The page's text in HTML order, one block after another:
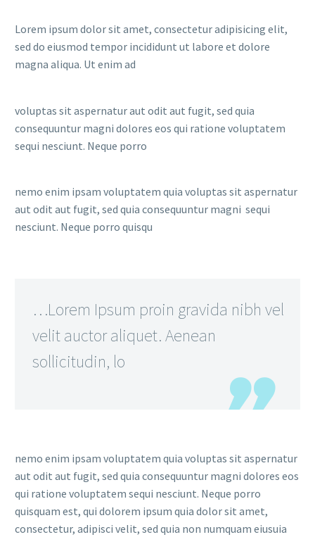
Lorem ipsum dolor sit amet, consectetur adipisicing elit,
sed do eiusmod tempor incididunt ut labore et dolore
magna aliqua. Ut enim ad
voluptas sit aspernatur aut odit aut fugit, sed quia
consequuntur magni dolores eos qui ratione voluptatem
sequi nesciunt. Neque porro
nemo enim ipsam voluptatem quia voluptas sit aspernatur
aut odit aut fugit, sed quia consequuntur magni sequi
nesciunt. Neque porro quisqu
…Lorem Ipsum proin gravida nibh vel
velit auctor aliquet. Aenean
sollicitudin, lo
nemo enim ipsam voluptatem quia voluptas sit aspernatur
aut odit aut fugit, sed quia consequuntur magni dolores eos
qui ratione voluptatem sequi nesciunt. Neque porro
quisquam est, qui dolorem ipsum quia dolor sit amet,
consectetur, adipisci velit, sed quia non numquam eiusuia